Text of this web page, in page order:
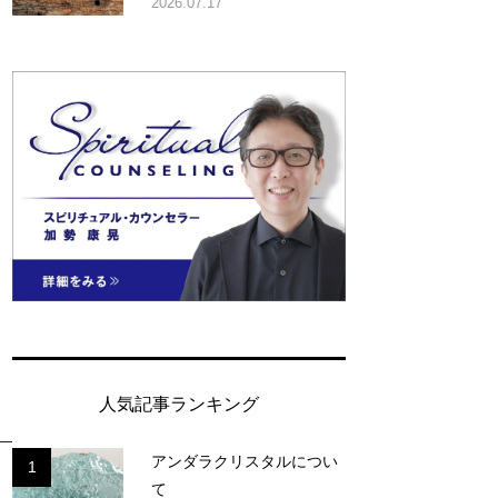
人気記事ランキング
1
アンダラクリスタルについ
て